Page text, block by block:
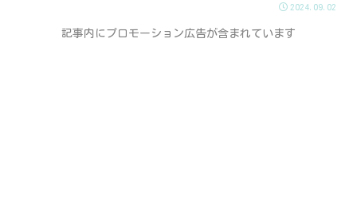
2024.09.02
記事内にプロモーション広告が含まれています